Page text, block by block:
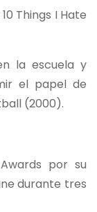
Things I Hate
la escuela y
el papel de
(2000).
por su
durante tres